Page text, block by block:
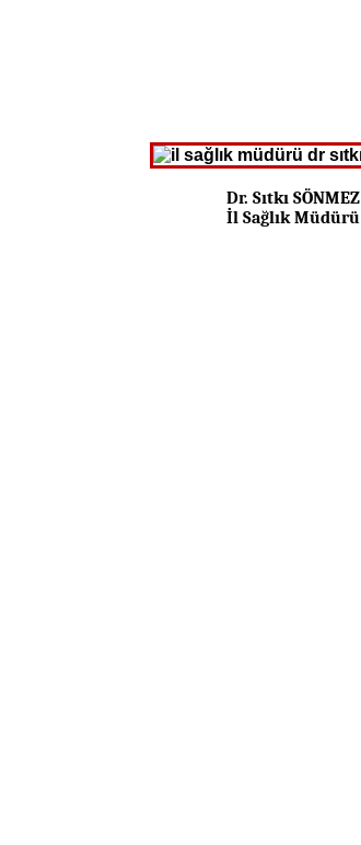
Dr. Sıtkı SÖNMEZ
İl Sağlık Müdürü